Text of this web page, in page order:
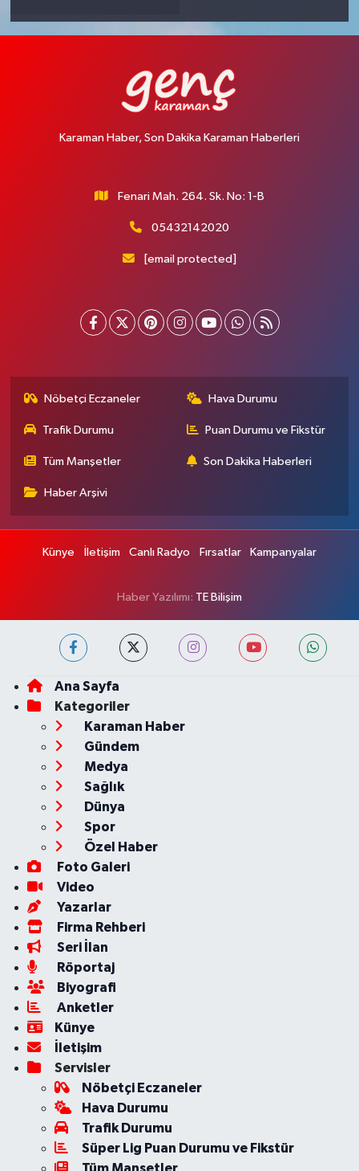
Karaman Haber, Son Dakika Karaman Haberleri
Fenari Mah. 264. Sk. No: 1-B
05432142020
[email protected]
Nöbetçi Eczaneler Hava Durumu
Trafik Durumu Puan Durumu ve Fikstür
Tüm Manşetler Son Dakika Haberleri
Haber Arşivi
Künye İletişim Canlı Radyo Fırsatlar Kampanyalar
Haber Yazılımı: TE Bilişim
Ana Sayfa
Kategoriler
Karaman Haber
Gündem
Medya
Sağlık
Dünya
Spor
Özel Haber
Foto Galeri
Video
Yazarlar
Firma Rehberi
Seri İlan
Röportaj
Biyografi
Anketler
Künye
İletişim
Servisler
Nöbetçi Eczaneler
Hava Durumu
Trafik Durumu
Süper Lig Puan Durumu ve Fikstür